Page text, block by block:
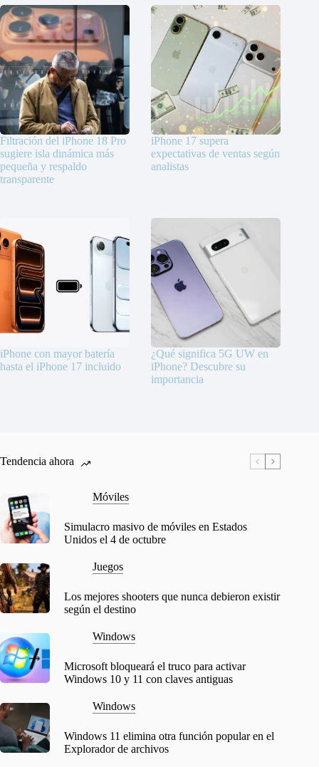
Filtración del iPhone 18 Pro
sugiere isla dinámica más
pequeña y respaldo
transparente
iPhone 17 supera
expectativas de ventas según
analistas
iPhone con mayor batería
hasta el iPhone 17 incluido
¿Qué significa 5G UW en
iPhone? Descubre su
importancia
Tendencia ahora
Móviles
Simulacro masivo de móviles en Estados
Unidos el 4 de octubre
Juegos
Los mejores shooters que nunca debieron existir
según el destino
Windows
Microsoft bloqueará el truco para activar
Windows 10 y 11 con claves antiguas
Windows
Windows 11 elimina otra función popular en el
Explorador de archivos